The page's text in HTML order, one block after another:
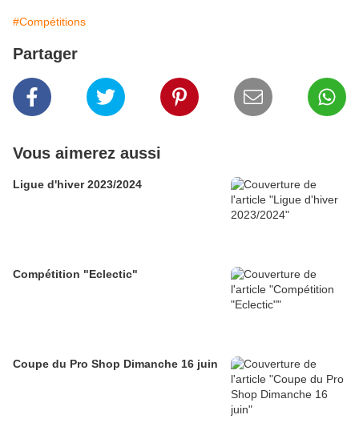
#Compétitions
Partager
Vous aimerez aussi
Ligue d'hiver 2023/2024
Compétition "Eclectic"
Coupe du Pro Shop Dimanche 16 juin